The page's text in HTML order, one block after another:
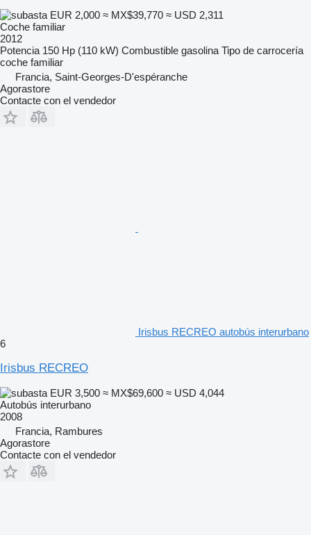
EUR 2,000 ≈ MX$39,770 ≈ USD 2,311
Coche familiar
2012
Potencia 150 Hp (110 kW) Combustible gasolina Tipo de carrocería
coche familiar
Francia, Saint-Georges-D'espéranche
Agorastore
Contacte con el vendedor
Irisbus RECREO autobús interurbano
6
Irisbus RECREO
EUR 3,500 ≈ MX$69,600 ≈ USD 4,044
Autobús interurbano
2008
Francia, Rambures
Agorastore
Contacte con el vendedor